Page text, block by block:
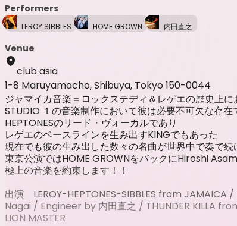
Performers
LEROY SIBBLES HOME GROWN 内田直之
Venue
club asia
1-8 Maruyamacho, Shibuya, Tokyo 150-0044
ジャマイカ音楽＝ロックステディ＆レゲエの歴史上
STUDIO １の音楽制作において彼は必要不可欠な存在
HEPTONESのリード・ヴォーカルであり
レゲエのベースラインを生み出すKINGでもあった
現在でも彼の生み出した数々の名曲が世界中で奏で
東京公演ではHOME GROWNをバックにHiroshi
極上の音楽を約束します！！
出演 LEROY-HEPTONES-SIBBLES from
Nagai / Engineer by 内田直之 / THUNDER KILLA
LION MASTER